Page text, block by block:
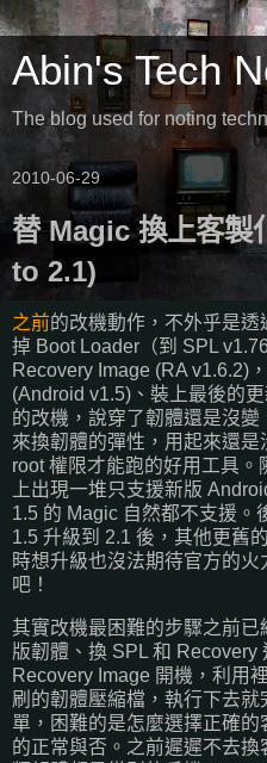
Abin's Tech
The blog used for noting
2010-06-29
替 Magic 換上客
to 2.1)
之前的改機動作，不外乎是
掉 Boot Loader（到 SPL
Recovery Image (RA v1.6.2)
(Android v1.5)、裝上最後的
的改機，說穿了韌體還是沒
來換韌體的彈性，用起來還
root 權限才能跑的好用工具
上出現一堆只支援新版
1.5 的 Magic 自然都不支援。
1.5 升級到 2.1 後，其他更舊
時想升級也沒法期待官方的
吧！
其實改機最困難的步驟之前
版韌體、換 SPL 和 Recovery
Recovery Image 開機，利用
刷的韌體壓縮檔，執行下去
單，困難的是怎麼選擇正確
的正常與否。之前遲遲不去